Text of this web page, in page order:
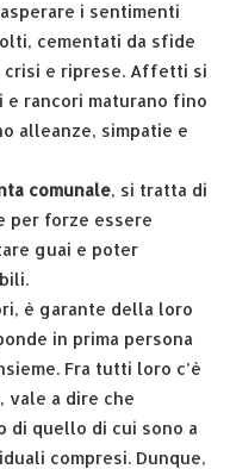
i sentimenti
cementati da sfide
crisi e riprese. Affetti si
e rancori maturano fino
alleanze, simpatie e
comunale, si tratta di
per forze essere
guai e poter
è garante della loro
in prima persona
Fra tutti loro c’è
vale a dire che
quello di cui sono a
compresi. Dunque,